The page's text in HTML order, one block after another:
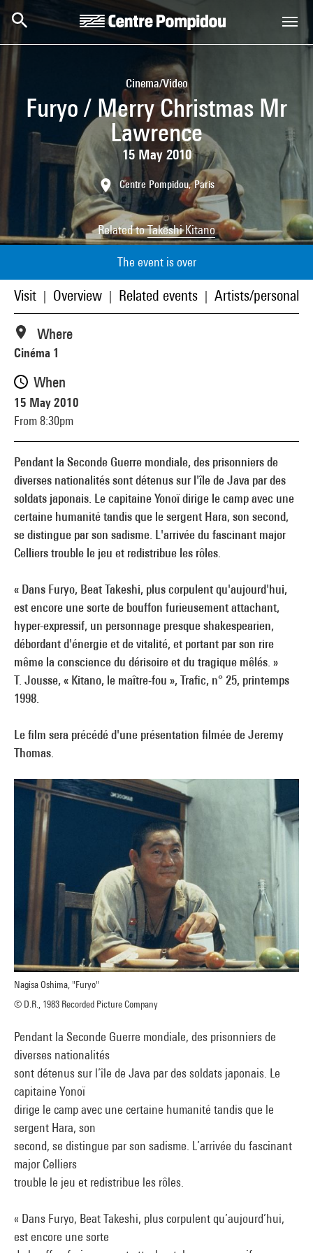
Centre Pompidou
Cinema/Video
Furyo / Merry Christmas Mr
Lawrence
15 May 2010
Centre Pompidou, Paris
Related toTakeshi Kitano
The event is over
Visit Overview Related events Artists/
Pendant la Seconde Guerre mondiale, des prisonniers de
diverses nationalités sont détenus sur l'île de Java par des
soldats japonais. Le capitaine Yonoï dirige le camp avec une
certaine humanité tandis que le sergent Hara, son second,
se distingue par son sadisme. L'arrivée du fascinant major
Celliers trouble le jeu et redistribue les rôles.
« Dans Furyo, Beat Takeshi, plus corpulent qu'aujourd'hui,
est encore une sorte de bouffon furieusement attachant,
hyper-expressif, un personnage presque shakespearien,
débordant d'énergie et de vitalité, et portant par son rire
même la conscience du dérisoire et du tragique mêlés. »
T. Jousse, « Kitano, le maître-fou », Trafic, n° 25, printemps
1998.
Le film sera précédé d'une présentation filmée de Jeremy
Thomas.
Nagisa Oshima, "Furyo"
© D.R., 1983 Recorded Picture Company
Pendant la Seconde Guerre mondiale, des prisonniers de
diverses nationalités
sont détenus sur l’île de Java par des soldats japonais. Le
capitaine Yonoï
dirige le camp avec une certaine humanité tandis que le
sergent Hara, son
second, se distingue par son sadisme. L’arrivée du fascinant
major Celliers
trouble le jeu et redistribue les rôles.
« Dans Furyo, Beat Takeshi, plus corpulent qu’aujourd’hui,
est encore une sorte
Where
Cinéma 1
When
15 May 2010
From 8:30pm